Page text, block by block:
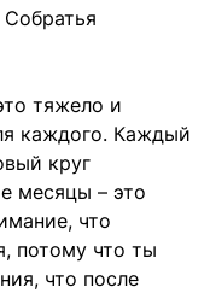
Собратья
тяжело и
каждого. Каждый
круг
месяцы – это
что
потому что ты
что после